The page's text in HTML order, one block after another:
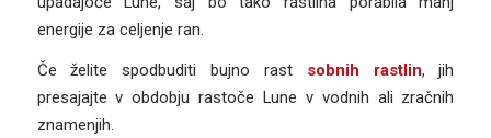
energije za celjenje ran.
Če želite spodbuditi bujno rast sobnih rastlin, jih
presajajte v obdobju rastoče Lune v vodnih ali zračnih
znamenjih.